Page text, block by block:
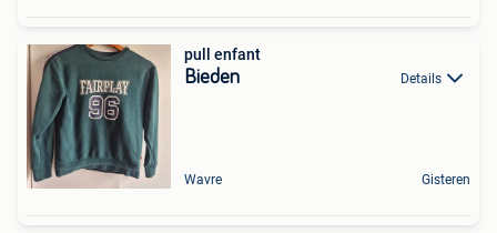
pull enfant
Bieden Details
Wavre Gisteren